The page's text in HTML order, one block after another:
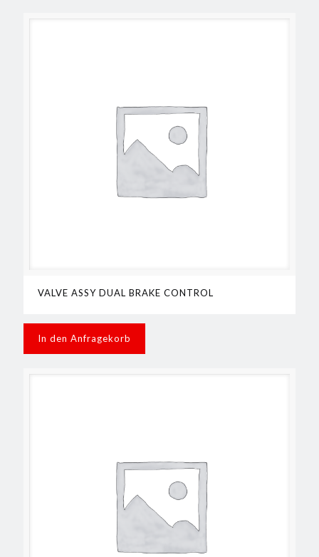
VALVE ASSY DUAL BRAKE CONTROL
In den Anfragekorb